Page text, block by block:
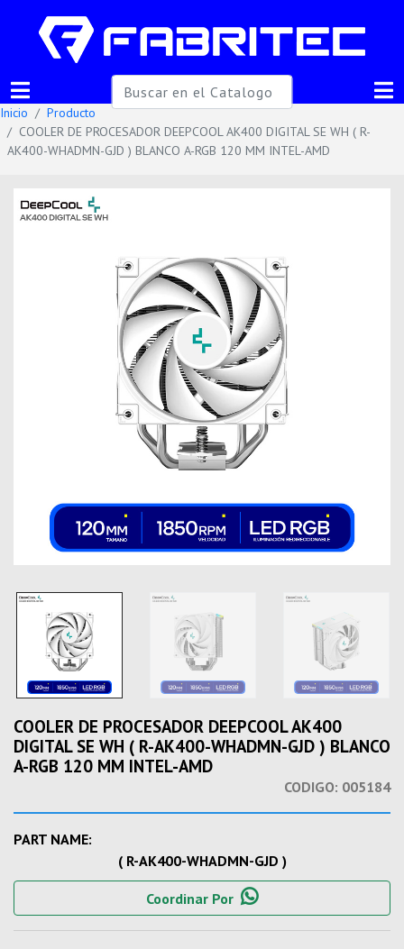
Inicio
Producto
COOLER DE PROCESADOR DEEPCOOL AK400 DIGITAL SE WH ( R-
AK400-WHADMN-GJD ) BLANCO A-RGB 120 MM INTEL-AMD
COOLER DE PROCESADOR DEEPCOOL AK400
DIGITAL SE WH ( R-AK400-WHADMN-GJD ) BLANCO
A-RGB 120 MM INTEL-AMD
CODIGO: 005184
PART NAME:
( R-AK400-WHADMN-GJD )
Coordinar Por